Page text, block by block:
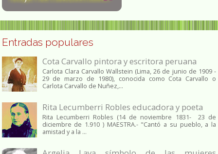
Entradas populares
Cota Carvallo pintora y escritora peruana
Carlota Clara Carvallo Wallstein (Lima, 26 de junio de 1909 -
29 de marzo de 1980), conocida como Cota Carvallo o
Carlota Carvallo de Nuñez,...
Rita Lecumberri Robles educadora y poeta
Rita Lecumberri Robles (14 de noviembre 1831- 23 de
diciembre de 1.910 ) MAESTRA.- "Cantó a su pueblo, a la
amistad y a la ...